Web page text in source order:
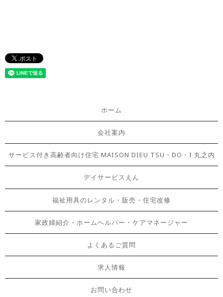
ホーム
会社案内
サービス付き高齢者向け住宅 MAISON DIEU TSU・DO・I 丸之内
デイサービスえん
福祉用具のレンタル・販売・住宅改修
家政婦紹介・ホームヘルパー・ケアマネージャー
よくあるご質問
求人情報
お問い合わせ